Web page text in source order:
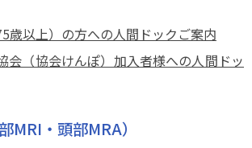
歳以上）の方への人間ドックご案内
会（協会けんぽ）加入者様への人間ドッ
MRI・頭部MRA）